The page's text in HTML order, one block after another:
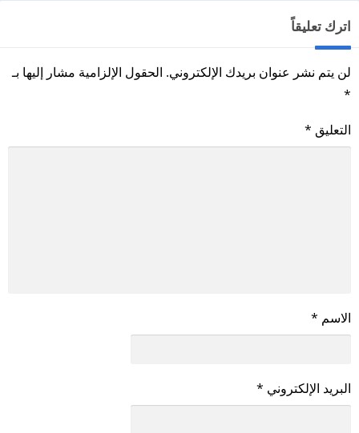
اترك تعليقاً
لن يتم نشر عنوان بريدك الإلكتروني. الحقول الإلزامية مشار إليها بـ
*
التعليق *
الاسم *
البريد الإلكتروني *